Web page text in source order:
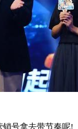
号拿去带节奏呢!